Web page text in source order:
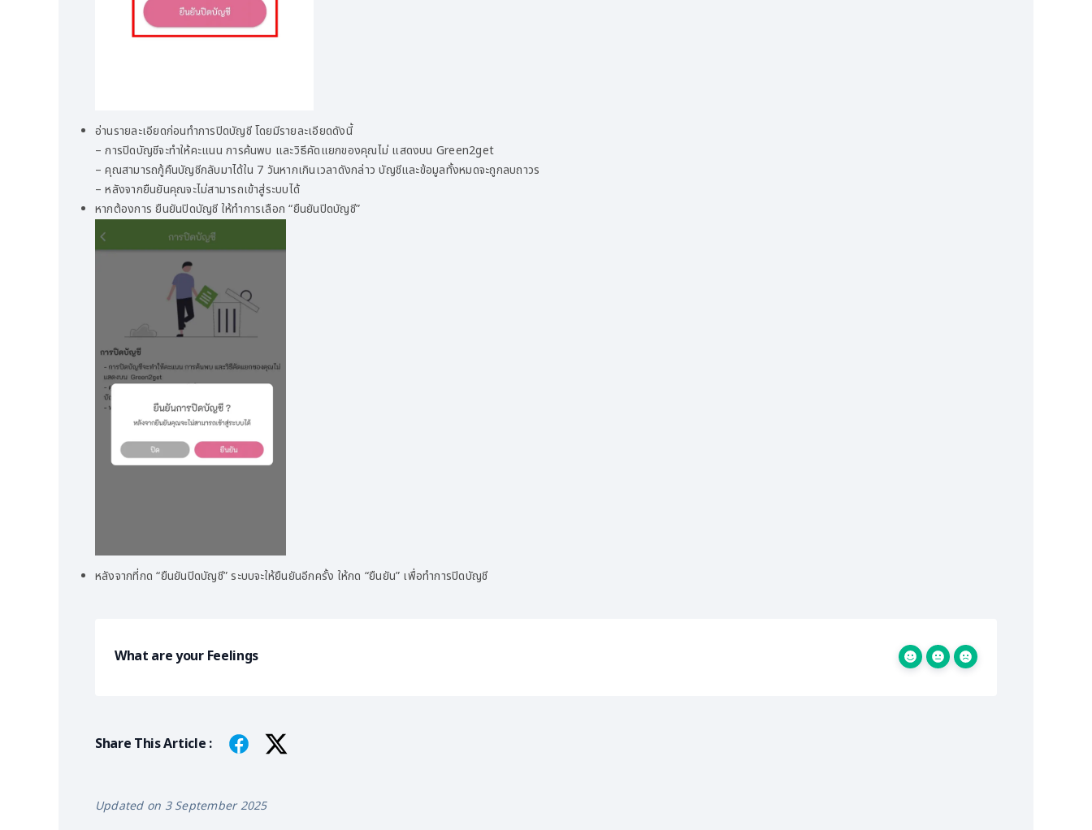
อ่านรายละเอียดก่อนทำการปิดบัญชี โดยมีรายละเอียดดังนี้
– การปิดบัญชีจะทำให้คะแนน การค้นพบ และวิธีคัดแยกของคุณไม่ แสดงบน Green2get
– คุณสามารถกู้คืนบัญชีกลับมาได้ใน 7 วันหากเกินเวลาดังกล่าว บัญชีและข้อมูลทั้งหมดจะถูกลบถาวร
– หลังจากยืนยันคุณจะไม่สามารถเข้าสู่ระบบได้
หากต้องการ ยืนยันปิดบัญชี ให้ทำการเลือก “ยืนยันปิดบัญชี”
หลังจากที่กด “ยืนยันปิดบัญชี” ระบบจะให้ยืนยันอีกครั้ง ให้กด “ยืนยัน” เพื่อทำการปิดบัญชี
What are your Feelings
Share This Article :
Updated on 3 September 2025